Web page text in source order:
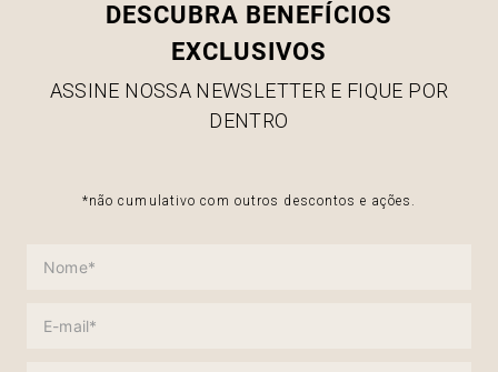
DESCUBRA BENEFÍCIOS
EXCLUSIVOS
ASSINE NOSSA NEWSLETTER E FIQUE POR
DENTRO
*não cumulativo com outros descontos e ações.